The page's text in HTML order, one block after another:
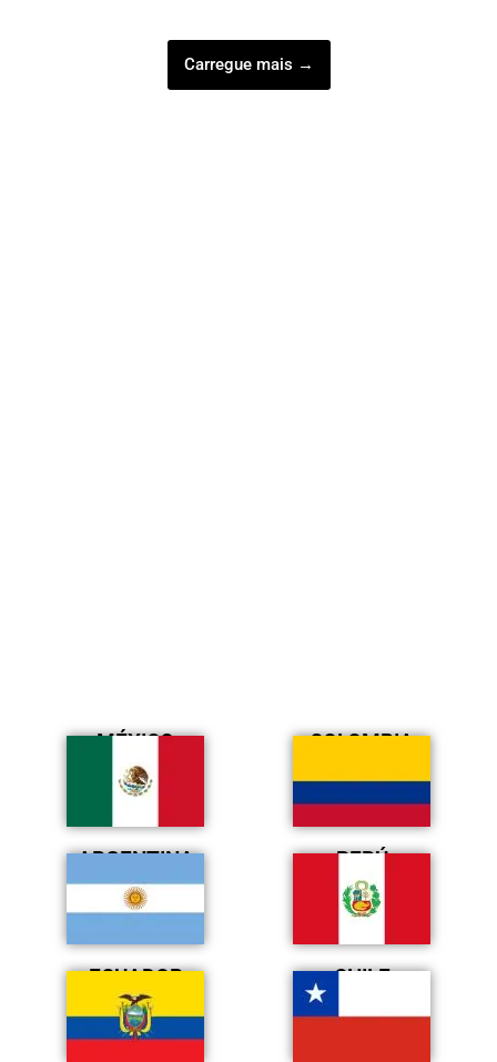
Carregue mais →
MÉXICO COLOMBIA
ARGENTINA PERÚ
ECUADOR CHILE